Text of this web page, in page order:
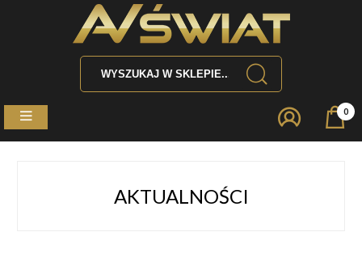
0
AKTUALNOŚCI